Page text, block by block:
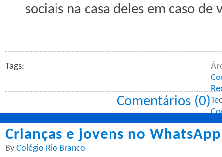
sociais na casa deles em caso de
Tags:
Comentários (0)
Crianças e jovens no
By Colégio Rio Branco